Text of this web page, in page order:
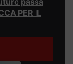
PER IL